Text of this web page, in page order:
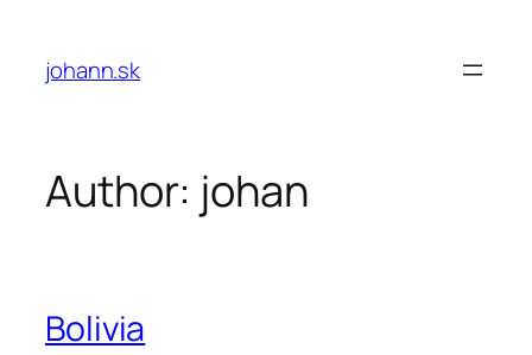
content
johann.sk
Author: johan
Bolivia